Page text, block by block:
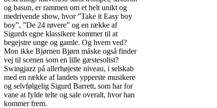
og basun, er rammen om et helt unikt og
medrivende show, hvor ”Take it Easy boy
boy”, ”De 24 røvere” og en række af
Sigurds egne klassikere kommer til at
begejstre unge og gamle. Og hvem ved?
Mon ikke Bjørnen Bjørn måske også finder
vej til scenen som en lille gæstesolist?
Swingjazz på allerhøjeste niveau, i selskab
med en række af landets ypperste musikere
og selvfølgelig Sigurd Barrett, som har for
vane at fylde telte og sale overalt, hvor han
kommer frem.